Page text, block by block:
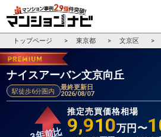
トップページ 東京都 文京区
ナイスアーバン文京向丘
駅徒歩6分圏内
最終更新日
2026/08/07
推定売買価格相場
9,910万円〜